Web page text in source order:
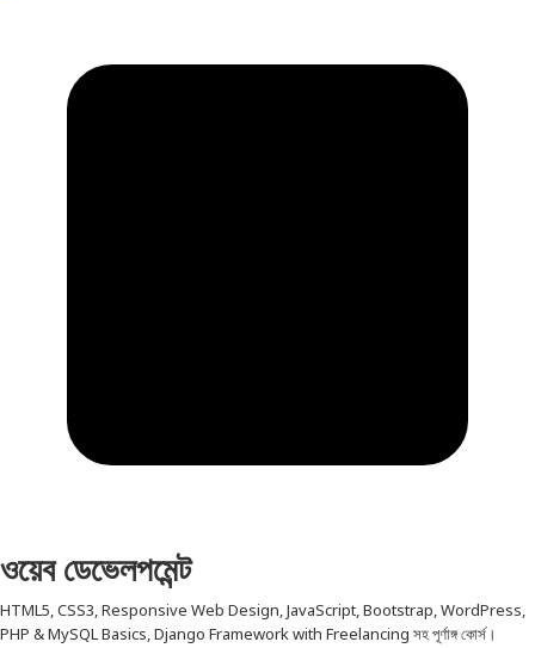
ওয়েব ডেভেলপমেন্ট
HTML5, CSS3, Responsive Web Design, JavaScript, Bootstrap, WordPress,
PHP & MySQL Basics, Django Framework with Freelancing সহ পূর্ণাঙ্গ কোর্স।